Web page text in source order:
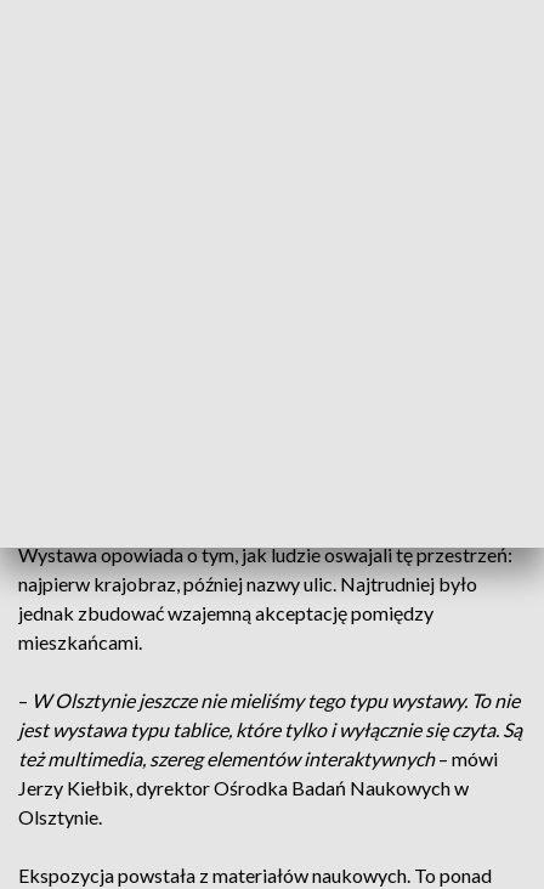
Wystawa opowiada o tym, jak ludzie oswajali tę przestrzeń:
najpierw krajobraz, później nazwy ulic. Najtrudniej było
jednak zbudować wzajemną akceptację pomiędzy
mieszkańcami.
– W Olsztynie jeszcze nie mieliśmy tego typu wystawy. To nie
jest wystawa typu tablice, które tylko i wyłącznie się czyta. Są
też multimedia, szereg elementów interaktywnych– mówi
Jerzy Kiełbik, dyrektor Ośrodka Badań Naukowych w
Olsztynie.
Ekspozycja powstała z materiałów naukowych. To ponad